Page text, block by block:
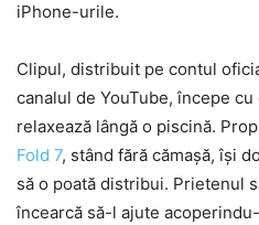
iPhone-urile.
Clipul, distribuit pe contul
canalul de YouTube, începe
relaxează lângă o piscină.
Fold 7, stând fără cămașă, își
să o poată distribui. Prietenul
încearcă să-l ajute